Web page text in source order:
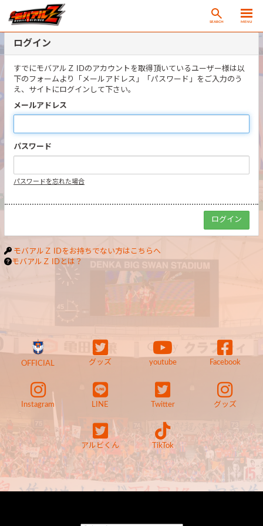
SEARCH MENU
ログイン
すでにモバアルＺ IDのアカウントを取得頂いているユーザー様は以
下のフォームより「メールアドレス」「パスワード」をご入力のう
え、サイトにログインして下さい。
メールアドレス
パスワード
パスワードを忘れた場合
モバアルＺ IDをお持ちでない方はこちらへ
モバアルＺ IDとは？
OFFICIAL グッズ youtube Facebook
Instagram LINE Twitter グッズ
アルビくん TikTok